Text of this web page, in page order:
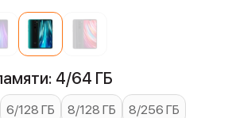
4/64 ГБ
6/128 ГБ 8/128 ГБ 8/256 ГБ